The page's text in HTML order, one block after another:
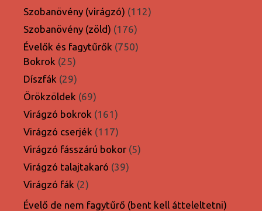
termék
Szobanövény (virágzó) 112112
Szobanövény (zöld) 176176
termék
Évelők és fagytűrők 750750
Bokrok 2525
termék
Díszfák 2929
termék
Örökzöldek 6969
termék
Virágzó bokrok 161161
termék
Virágzó cserjék 117117
termék
Virágzó fásszárú bokor 55
Virágzó talajtakaró 3939
Virágzó fák 22
termék
Évelő de nem fagytűrő (bent kell átteleltetni)